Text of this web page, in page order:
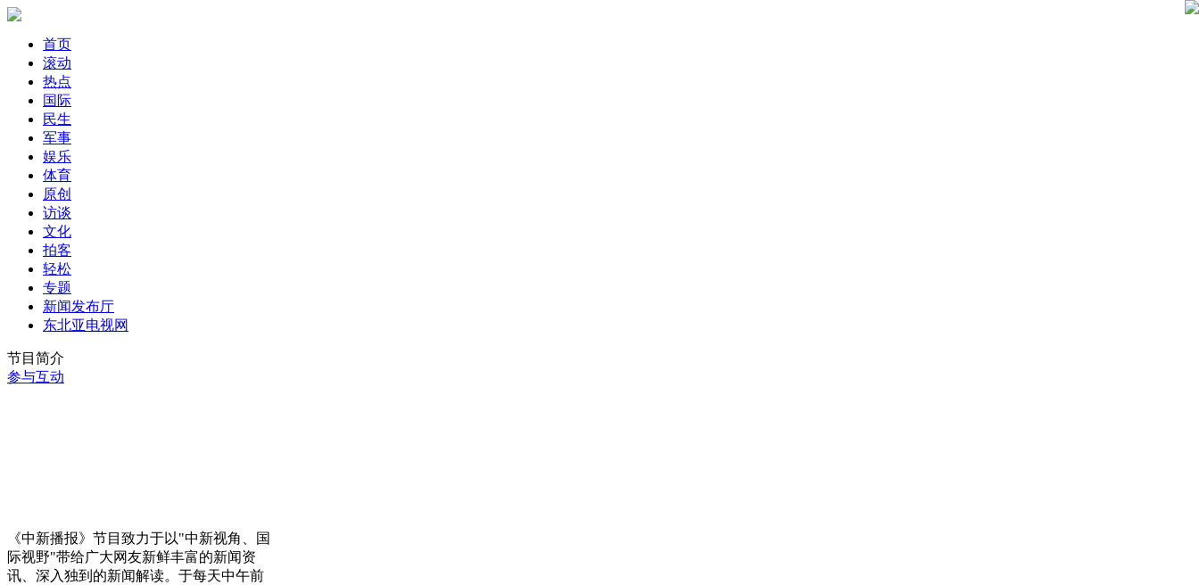
首页
滚动
热点
国际
民生
军事
娱乐
体育
原创
访谈
文化
拍客
轻松
专题
新闻发布厅
东北亚电视网
节目简介
参与互动
《中新播报》节目致力于以"中新视角、国
际视野"带给广大网友新鲜丰富的新闻资
讯、深入独到的新闻解读。于每天中午前